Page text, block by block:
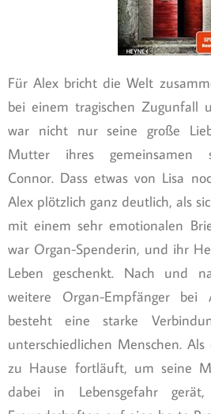
Für Alex bricht die Welt
bei einem tragischen Zugunfall
war nicht nur seine große
Mutter ihres gemeinsamen
Connor. Dass etwas von Lisa
Alex plötzlich ganz deutlich, als
mit einem sehr emotionalen
war Organ-Spenderin, und ihr
Leben geschenkt. Nach und
weitere Organ-Empfänger
besteht eine starke
unterschiedlichen Menschen.
zu Hause fortläuft, um seine
dabei in Lebensgefahr